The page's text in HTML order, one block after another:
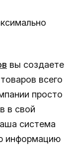
вы создаете
всего
просто
в свой
система
информацию